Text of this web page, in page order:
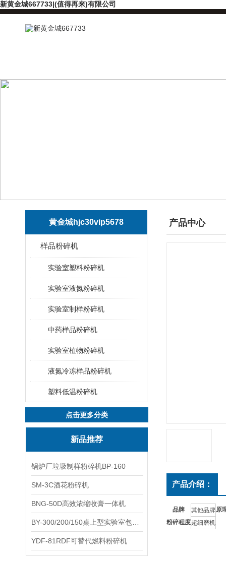
新黄金城667733|(值得再来)有限公司
黄金城hjc30vip5678
样品粉碎机
实验室塑料粉碎机
实验室液氮粉碎机
实验室制样粉碎机
中药样品粉碎机
实验室植物粉碎机
液氮冷冻样品粉碎机
塑料低温粉碎机
点击更多分类
新品推荐
锅炉厂垃圾制样粉碎机BP-160
SM-3C酒花粉碎机
BNG-50D高效浓缩收膏一体机
YDF-81RDF可替代燃料粉碎机
产品中心
产品介绍：
品牌 其他品牌原
粉碎程度超细磨机